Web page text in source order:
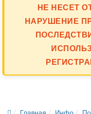
НЕ НЕСЕТ
НАРУШЕНИЕ
Главная Инфо